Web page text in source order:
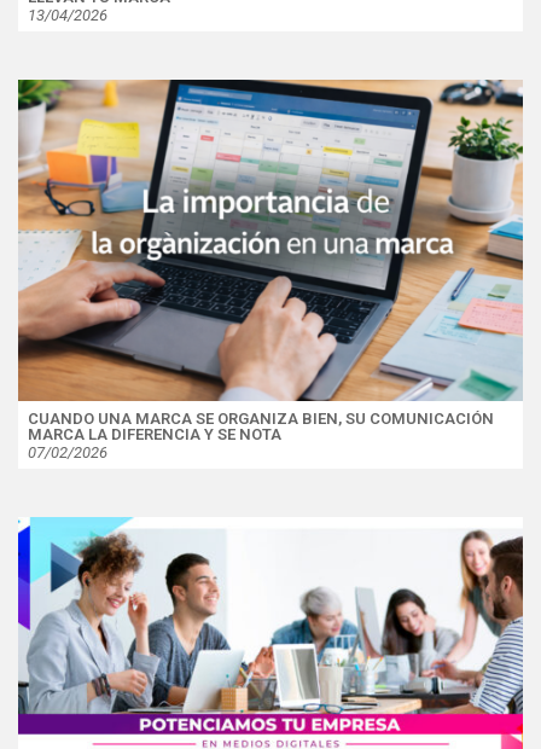
13/04/2026
CUANDO UNA MARCA SE ORGANIZA BIEN, SU COMUNICACIÓN
MARCA LA DIFERENCIA Y SE NOTA
07/02/2026